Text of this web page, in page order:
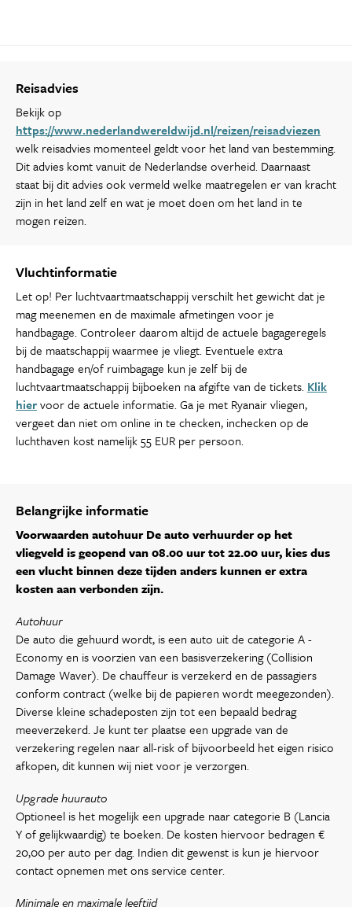
Reisadvies
Bekijk op
https://www.nederlandwereldwijd.nl/reizen/reisadviezen
welk reisadvies momenteel geldt voor het land van bestemming.
Dit advies komt vanuit de Nederlandse overheid. Daarnaast
staat bij dit advies ook vermeld welke maatregelen er van kracht
zijn in het land zelf en wat je moet doen om het land in te
mogen reizen.
Vluchtinformatie
Let op! Per luchtvaartmaatschappij verschilt het gewicht dat je
mag meenemen en de maximale afmetingen voor je
handbagage. Controleer daarom altijd de actuele bagageregels
bij de maatschappij waarmee je vliegt. Eventuele extra
handbagage en/of ruimbagage kun je zelf bij de
luchtvaartmaatschappij bijboeken na afgifte van de tickets. Klik
hiervoor de actuele informatie. Ga je met Ryanair vliegen,
vergeet dan niet om online in te checken, inchecken op de
luchthaven kost namelijk 55 EUR per persoon.
Belangrijke informatie
Voorwaarden autohuur De auto verhuurder op het
vliegveld is geopend van 08.00 uur tot 22.00 uur, kies dus
een vlucht binnen deze tijden anders kunnen er extra
kosten aan verbonden zijn.
Autohuur
De auto die gehuurd wordt, is een auto uit de categorie A -
Economy en is voorzien van een basisverzekering (Collision
Damage Waver). De chauffeur is verzekerd en de passagiers
conform contract (welke bij de papieren wordt meegezonden).
Diverse kleine schadeposten zijn tot een bepaald bedrag
meeverzekerd. Je kunt ter plaatse een upgrade van de
verzekering regelen naar all-risk of bijvoorbeeld het eigen risico
afkopen, dit kunnen wij niet voor je verzorgen.
Upgrade huurauto
Optioneel is het mogelijk een upgrade naar categorie B (Lancia
Y of gelijkwaardig) te boeken. De kosten hiervoor bedragen €
20,00 per auto per dag. Indien dit gewenst is kun je hiervoor
contact opnemen met ons service center.
Minimale en maximale leeftijd